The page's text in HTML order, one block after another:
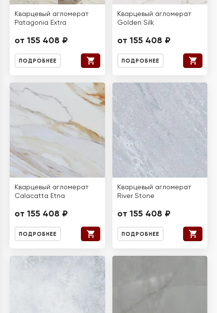
Кварцевый агломерат
Patagonia Extra
от 155 408 ₽
ПОДРОБНЕЕ
Кварцевый агломерат
Golden Silk
от 155 408 ₽
ПОДРОБНЕЕ
Кварцевый агломерат
Calacatta Etna
от 155 408 ₽
ПОДРОБНЕЕ
Кварцевый агломерат
River Stone
от 155 408 ₽
ПОДРОБНЕЕ